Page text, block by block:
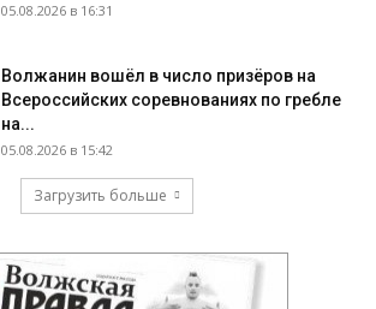
05.08.2026 в 16:31
Волжанин вошёл в число призёров на
Всероссийских соревнованиях по гребле
на...
05.08.2026 в 15:42
Загрузить больше